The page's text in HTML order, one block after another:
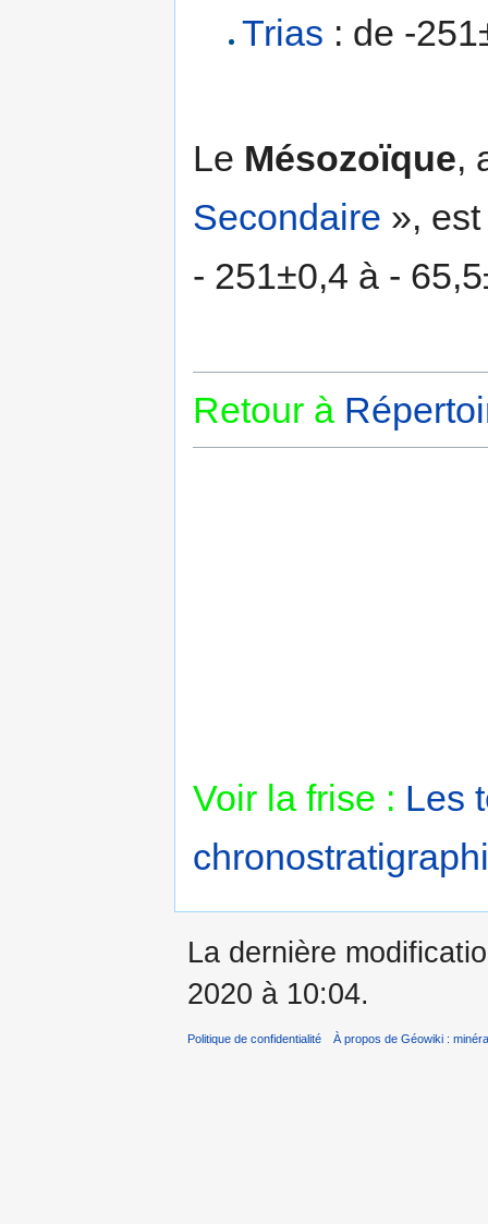
Trias : de -
Le Mésozoïque,
Secondaire »,
- 251±0,4 à -
Retour à
Voir la frise : Les
La dernière
2020 à 10:04.
Politique de confidentialité À propos de Géowiki :